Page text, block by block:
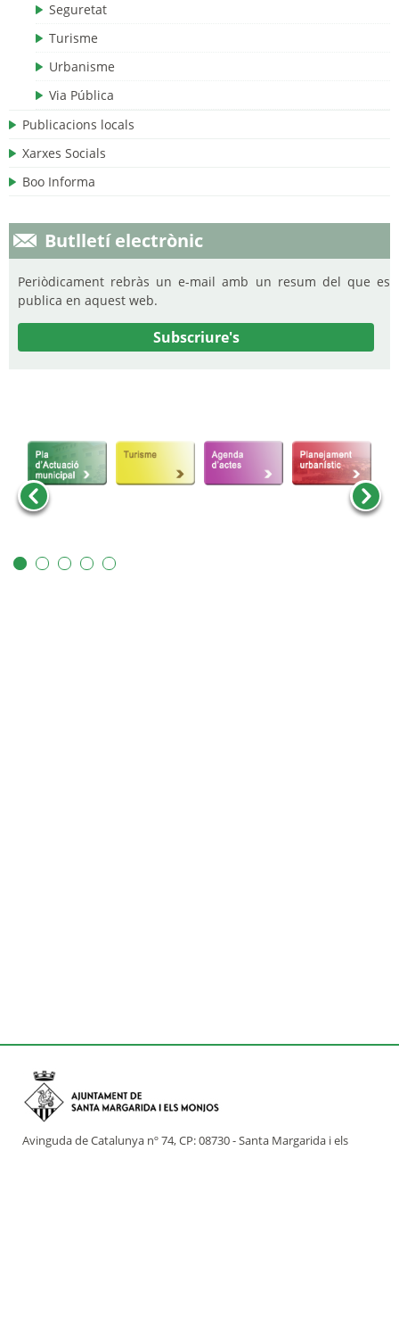
Seguretat
Turisme
Urbanisme
Via Pública
Publicacions locals
Xarxes Socials
Boo Informa
Butlletí electrònic
Periòdicament rebràs un e-mail amb un resum del que es
publica en aquest web.
Subscriure's
Avinguda de Catalunya nº 74, CP: 08730 - Santa Margarida i els